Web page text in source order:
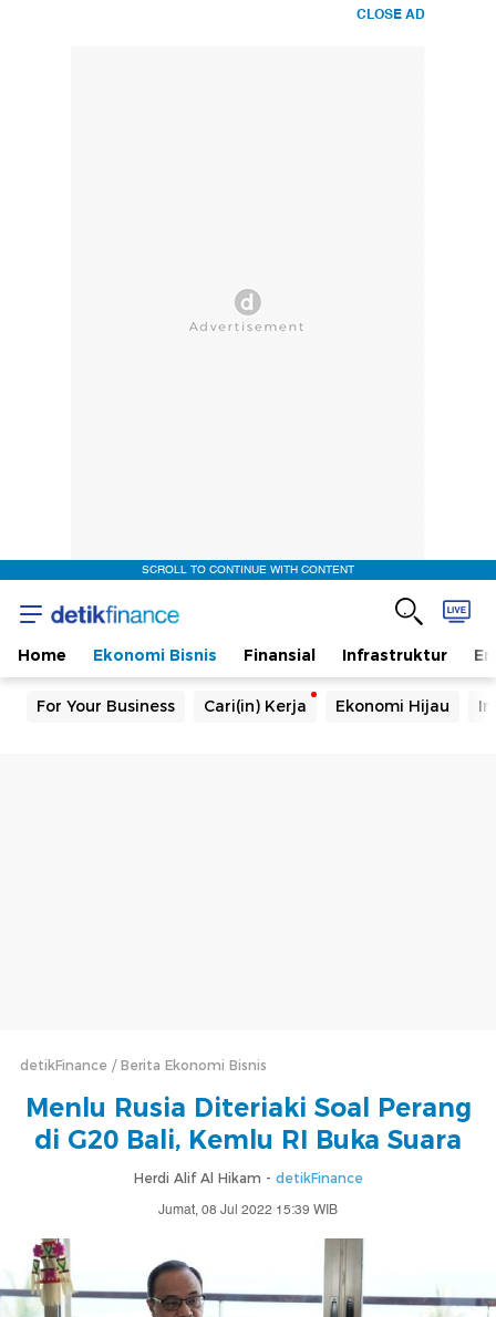
CLOSE AD
SCROLL TO CONTINUE WITH CONTENT
Home Ekonomi Bisnis Finansial Infrastruktur
For Your Business Cari(in) Kerja Ekonomi Hijau
detikFinance Berita Ekonomi Bisnis
Menlu Rusia Diteriaki Soal Perang
di G20 Bali, Kemlu RI Buka Suara
Herdi Alif Al Hikam - detikFinance
Jumat, 08 Jul 2022 15:39 WIB